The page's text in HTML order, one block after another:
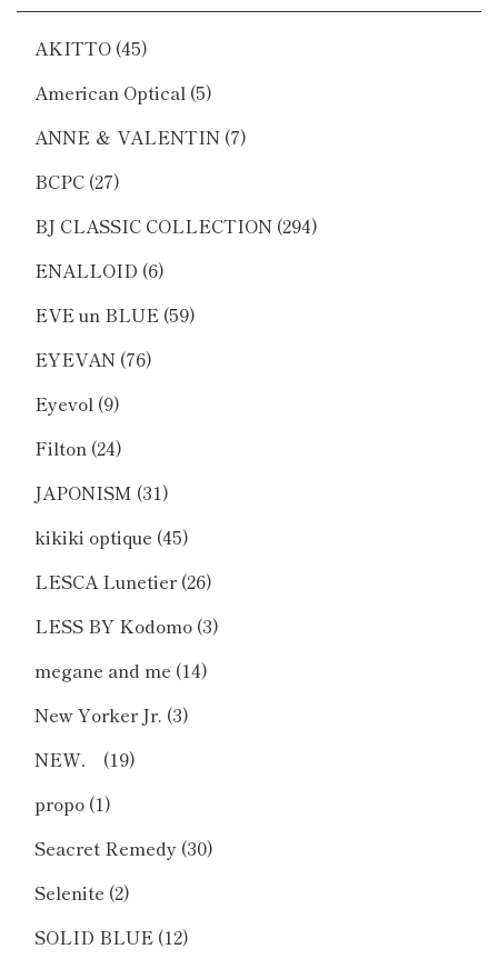
AKITTO (45)
American Optical (5)
ANNE ＆ VALENTIN (7)
BCPC (27)
BJ CLASSIC COLLECTION (294)
ENALLOID (6)
EVE un BLUE (59)
EYEVAN (76)
Eyevol (9)
Filton (24)
JAPONISM (31)
kikiki optique (45)
LESCA Lunetier(26)
LESS BY Kodomo (3)
megane and me (14)
New Yorker Jr. (3)
NEW．
(19)
propo (1)
Seacret Remedy (30)
Selenite (2)
SOLID BLUE (12)